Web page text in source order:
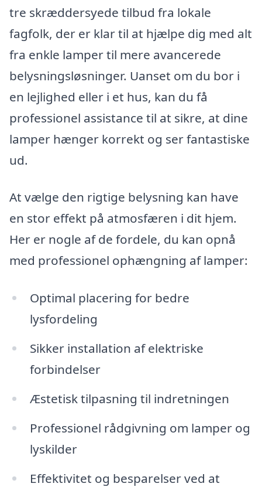
tre skræddersyede tilbud fra lokale
fagfolk, der er klar til at hjælpe dig med alt
fra enkle lamper til mere avancerede
belysningsløsninger. Uanset om du bor i
en lejlighed eller i et hus, kan du få
professionel assistance til at sikre, at dine
lamper hænger korrekt og ser fantastiske
ud.
At vælge den rigtige belysning kan have
en stor effekt på atmosfæren i dit hjem.
Her er nogle af de fordele, du kan opnå
med professionel ophængning af lamper:
Optimal placering for bedre
lysfordeling
Sikker installation af elektriske
forbindelser
Æstetisk tilpasning til indretningen
Professionel rådgivning om lamper og
lyskilder
Effektivitet og besparelser ved at